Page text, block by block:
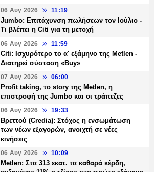
06 Αυγ 2026 11:19
Jumbo: Επιτάχυνση πωλήσεων τον Ιούλιο -
Τι βλέπει η Citi για τη μετοχή
06 Αυγ 2026 11:59
Citi: Ισχυρότερο το α' εξάμηνο της Metlen -
Διατηρεί σύσταση «Buy»
07 Αυγ 2026 06:00
Profit taking, το story της Metlen, η
επιστροφή της Jumbo και οι τράπεζες
06 Αυγ 2026 19:33
Βρεττού (Credia): Στόχος η ενσωμάτωση
των νέων εξαγορών, ανοιχτή σε νέες
κινήσεις
06 Αυγ 2026 10:09
Metlen: Στα 313 εκατ. τα καθαρά κέρδη,